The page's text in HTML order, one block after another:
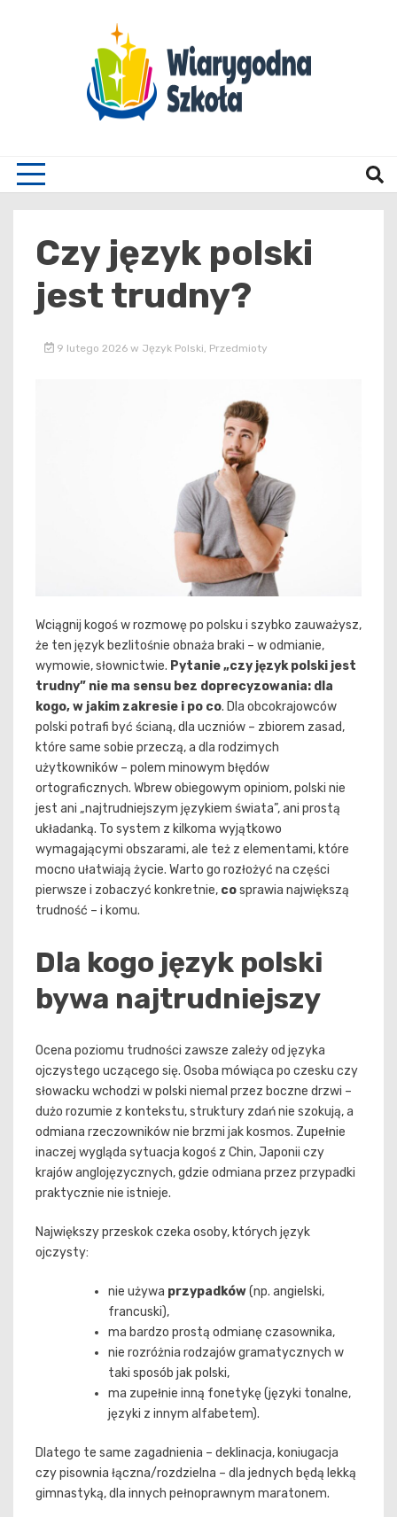
Czy język polski
jest trudny?
9 lutego 2026 w Język Polski Przedmioty
Wciągnij kogoś w rozmowę po polsku i szybko zauważysz,
że ten język bezlitośnie obnaża braki – w odmianie,
wymowie, słownictwie. Pytanie „czy język polski jest
trudny” nie ma sensu bez doprecyzowania: dla
kogo, w jakim zakresie i po co. Dla obcokrajowców
polski potrafi być ścianą, dla uczniów – zbiorem zasad,
które same sobie przeczą, a dla rodzimych
użytkowników – polem minowym błędów
ortograficznych. Wbrew obiegowym opiniom, polski nie
jest ani „najtrudniejszym językiem świata”, ani prostą
układanką. To system z kilkoma wyjątkowo
wymagającymi obszarami, ale też z elementami, które
mocno ułatwiają życie. Warto go rozłożyć na części
pierwsze i zobaczyć konkretnie, cosprawia największą
trudność – i komu.
Dla kogo język polski
bywa najtrudniejszy
Ocena poziomu trudności zawsze zależy od języka
ojczystego uczącego się. Osoba mówiąca po czesku czy
słowacku wchodzi w polski niemal przez boczne drzwi –
dużo rozumie z kontekstu, struktury zdań nie szokują, a
odmiana rzeczowników nie brzmi jak kosmos. Zupełnie
inaczej wygląda sytuacja kogoś z Chin, Japonii czy
krajów anglojęzycznych, gdzie odmiana przez przypadki
praktycznie nie istnieje.
Największy przeskok czeka osoby, których język
ojczysty:
nie używa przypadków(np. angielski,
francuski),
ma bardzo prostą odmianę czasownika,
nie rozróżnia rodzajów gramatycznych w
taki sposób jak polski,
ma zupełnie inną fonetykę (języki tonalne,
języki z innym alfabetem).
Dlatego te same zagadnienia – deklinacja, koniugacja
czy pisownia łączna/rozdzielna – dla jednych będą lekką
gimnastyką, dla innych pełnoprawnym maratonem.